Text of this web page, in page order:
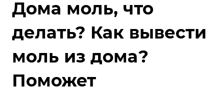
Дома моль, что
делать? Как вывести
моль из дома?
Поможет